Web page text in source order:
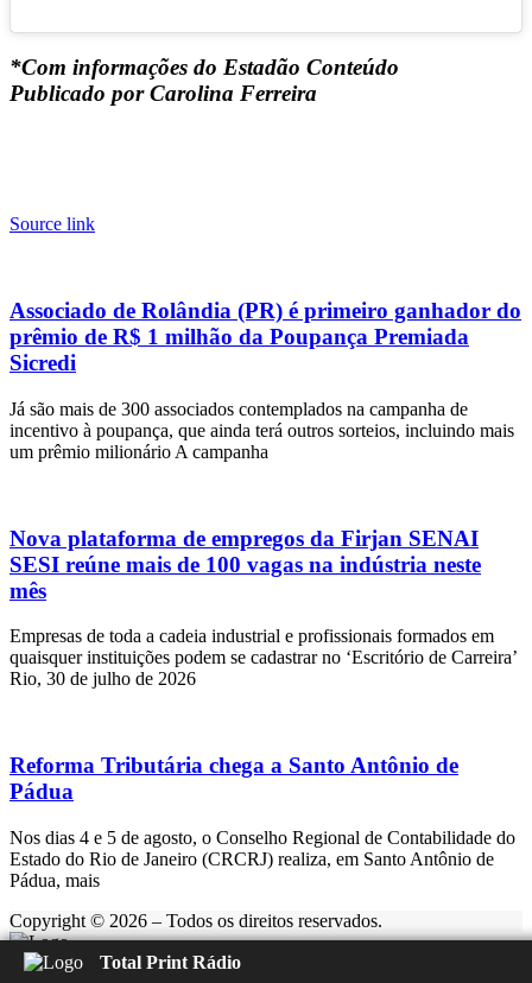
*Com informações do Estadão Conteúdo
Publicado por Carolina Ferreira
Source link
Associado de Rolândia (PR) é primeiro ganhador do
prêmio de R$ 1 milhão da Poupança Premiada
Sicredi
Já são mais de 300 associados contemplados na campanha de
incentivo à poupança, que ainda terá outros sorteios, incluindo mais
um prêmio milionário A campanha
Nova plataforma de empregos da Firjan SENAI
SESI reúne mais de 100 vagas na indústria neste
mês
Empresas de toda a cadeia industrial e profissionais formados em
quaisquer instituições podem se cadastrar no ‘Escritório de Carreira’
Rio, 30 de julho de 2026
Reforma Tributária chega a Santo Antônio de
Pádua
Nos dias 4 e 5 de agosto, o Conselho Regional de Contabilidade do
Estado do Rio de Janeiro (CRCRJ) realiza, em Santo Antônio de
Pádua, mais
Copyright © 2026 – Todos os direitos reservados.
Total Print Rádio
Rádio Feliz